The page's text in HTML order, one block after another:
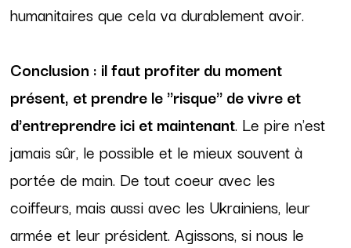
humanitaires que cela va durablement avoir.
Conclusion : il faut profiter du moment
présent, et prendre le "risque" de vivre et
d'entreprendre ici et maintenant. Le pire n'est
jamais sûr, le possible et le mieux souvent à
portée de main. De tout coeur avec les
coiffeurs, mais aussi avec les Ukrainiens, leur
armée et leur président. Agissons, si nous le